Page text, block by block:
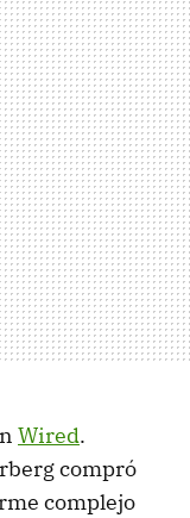
Wired.
compró
complejo